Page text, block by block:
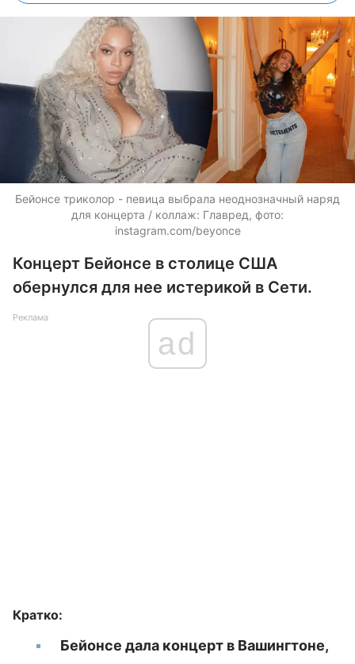
Бейонсе триколор - певица выбрала неоднозначный наряд
для концерта / коллаж: Главред, фото:
instagram.com/beyonce
Концерт Бейонсе в столице США
обернулся для нее истерикой в Сети.
Реклама
ad
Кратко:
Бейонсе дала концерт в Вашингтоне,